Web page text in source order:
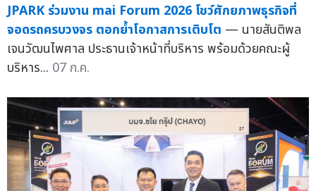
JPARK ร่วมงาน mai Forum 2026 โชว์ศักยภาพธุรกิจที่
จอดรถครบวงจร ตอกย้ำโอกาสการเติบโต — นายสันติพล
เจนวัฒนไพศาล ประธานเจ้าหน้าที่บริหาร พร้อมด้วยคณะผู้
บริหาร... 07 ก.ค.